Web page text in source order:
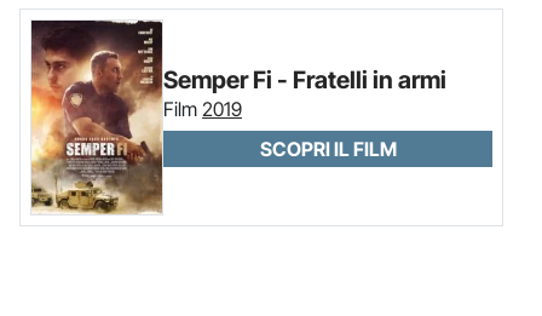
Semper Fi - Fratelli in armi
Film 2019
SCOPRI IL FILM